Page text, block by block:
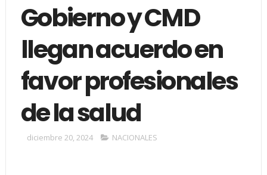
Gobierno y CMD
llegan acuerdo en
favor profesionales
de la salud
diciembre 20, 2024 NACIONALES